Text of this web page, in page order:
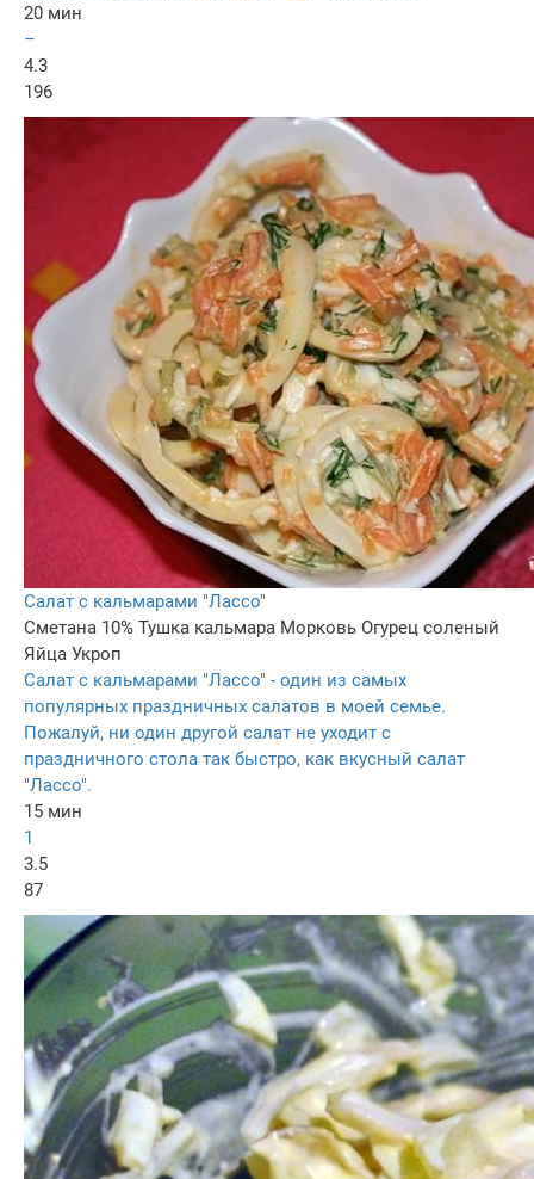
20 мин
–
4.3
196
Салат с кальмарами "Лассо"
Сметана 10% Тушка кальмара Морковь Огурец соленый
Яйца Укроп
Салат с кальмарами "Лассо" - один из самых
популярных праздничных салатов в моей семье.
Пожалуй, ни один другой салат не уходит с
праздничного стола так быстро, как вкусный салат
"Лассо".
15 мин
1
3.5
87